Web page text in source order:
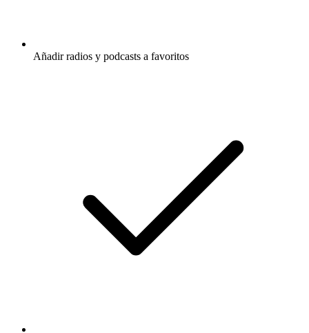
Añadir radios y podcasts a favoritos